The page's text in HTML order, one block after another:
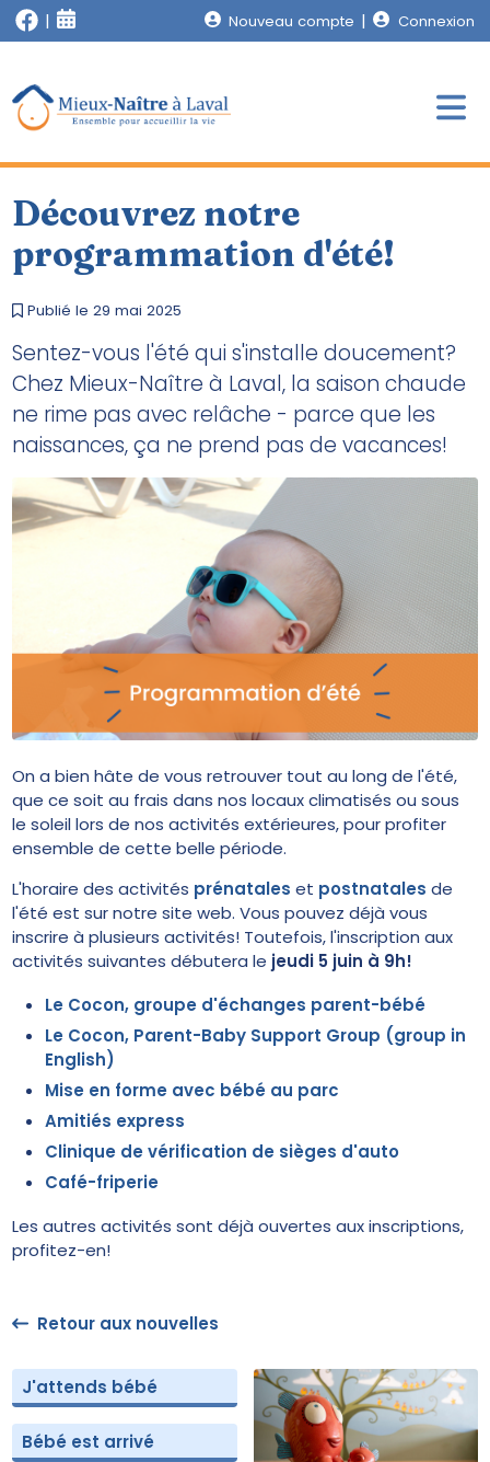
Nouveau compte Connexion
J'attends bébé
Bébé est arrivé
Découvrez notre
programmation d'été!
Publié le 29 mai 2025
Sentez-vous l'été qui s'installe doucement?
Chez Mieux-Naître à Laval, la saison chaude
ne rime pas avec relâche - parce que les
naissances, ça ne prend pas de vacances!
On a bien hâte de vous retrouver tout au long de l'été,
que ce soit au frais dans nos locaux climatisés ou sous
le soleil lors de nos activités extérieures, pour profiter
ensemble de cette belle période.
L'horaire des activités prénatales et postnatales de
l'été est sur notre site web. Vous pouvez déjà vous
inscrire à plusieurs activités! Toutefois, l'inscription aux
activités suivantes débutera le jeudi 5 juin à 9h!
Le Cocon, groupe d'échanges parent-bébé
Le Cocon, Parent-Baby Support Group (group in
English)
Mise en forme avec bébé au parc
Amitiés express
Clinique de vérification de sièges d'auto
Café-friperie
Les autres activités sont déjà ouvertes aux inscriptions,
profitez-en!
Retour aux nouvelles